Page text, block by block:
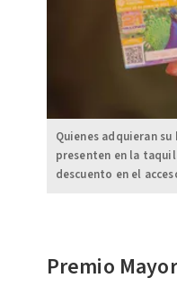
Quienes adquieran
presenten en la
descuento en el
Premio